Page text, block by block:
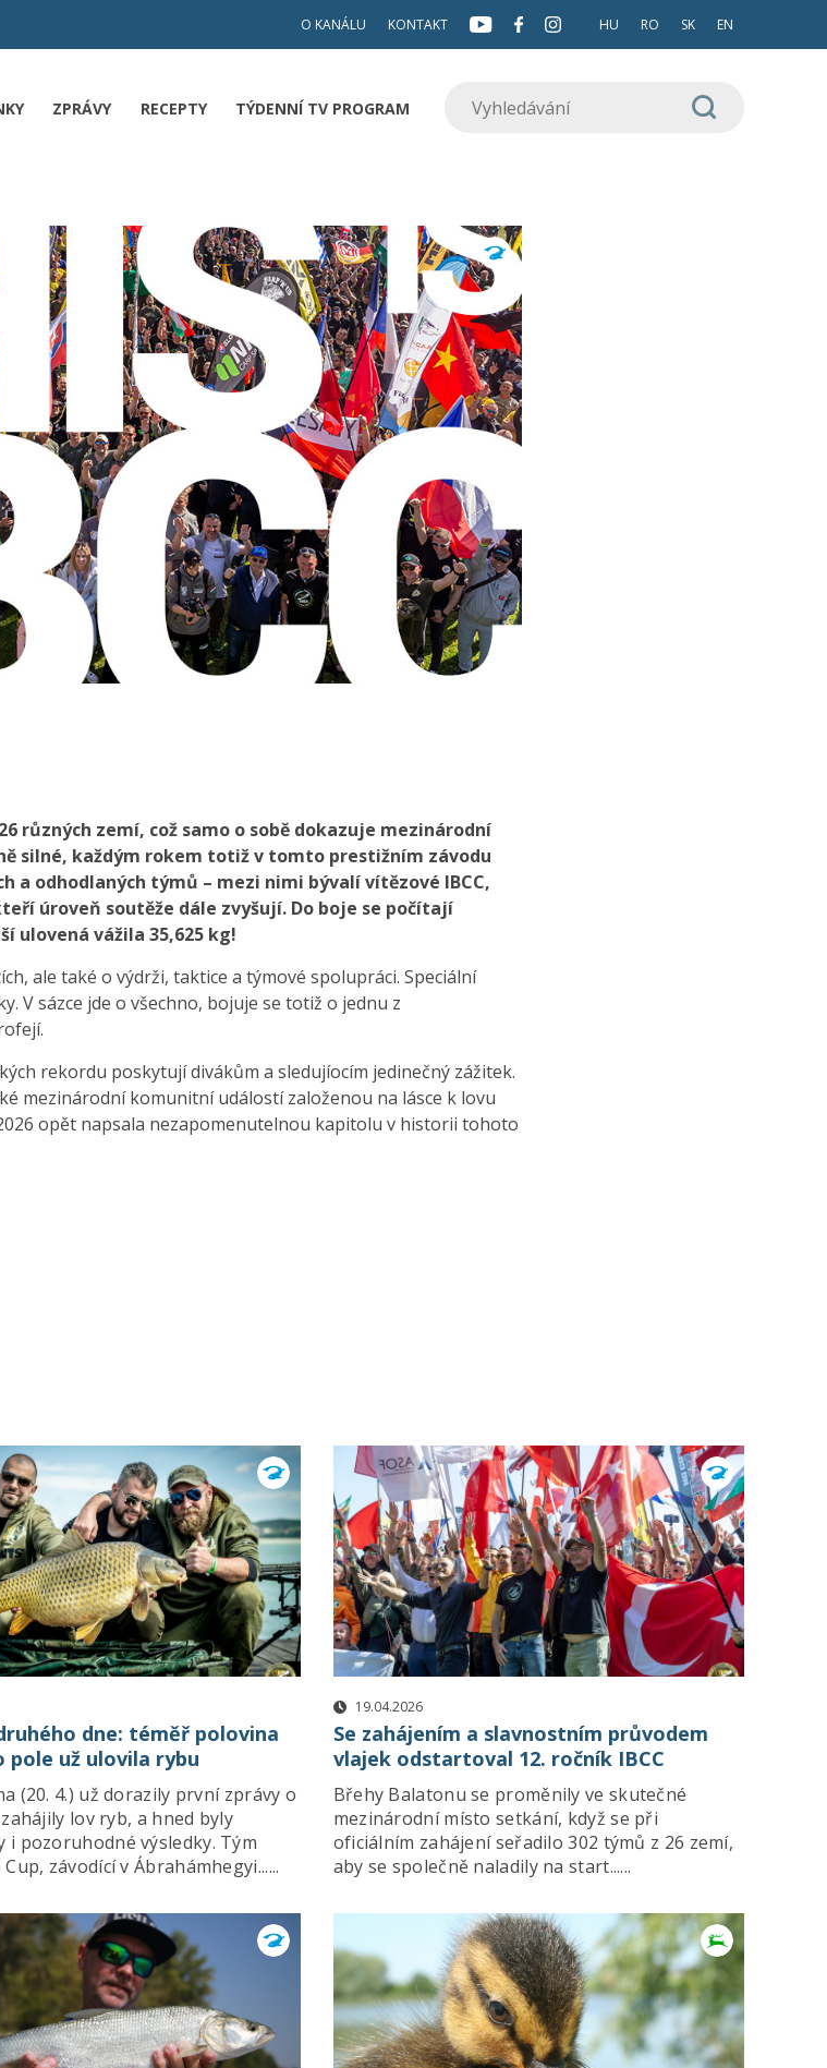
O KANÁLU KONTAKT HU RO SK EN
ZPRÁVY RECEPTY TÝDENNÍ TV PROGRAM
různých zemí, což samo o sobě dokazuje mezinárodní
silné, každým rokem totiž v tomto prestižním závodu
a odhodlaných týmů – mezi nimi bývalí vítězové IBCC,
úroveň soutěže dále zvyšují. Do boje se počítají
ulovená vážila 35,625 kg!
ale také o výdrži, taktice a týmové spolupráci. Speciální
V sázce jde o všechno, bojuje se totiž o jednu z
rekordu poskytují divákům a sledujíocím jedinečný zážitek.
mezinárodní komunitní událostí založenou na lásce k lovu
opět napsala nezapomenutelnou kapitolu v historii tohoto
dne: téměř polovina
už ulovila rybu
(20. 4.) už dorazily první zprávy o
lov ryb, a hned byly
i pozoruhodné výsledky. Tým
závodící v Ábrahámhegyi......
19.04.2026
Se zahájením a slavnostním průvodem
vlajek odstartoval 12. ročník IBCC
Břehy Balatonu se proměnily ve skutečné
mezinárodní místo setkání, když se při
oficiálním zahájení seřadilo 302 týmů z 26 zemí,
aby se společně naladily na start......